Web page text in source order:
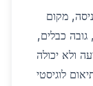
מקום
כבלים,
ולא יכולה
לוגיסטי